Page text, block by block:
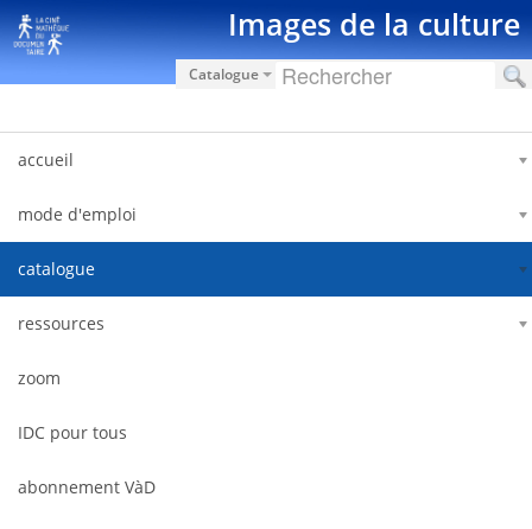
内容へスキップ Images de la culture
Catalogue
accueil
mode d'emploi
catalogue
ressources
zoom
IDC pour tous
abonnement VàD